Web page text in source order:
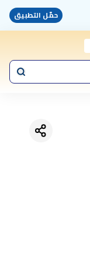
حمّل التطبيق